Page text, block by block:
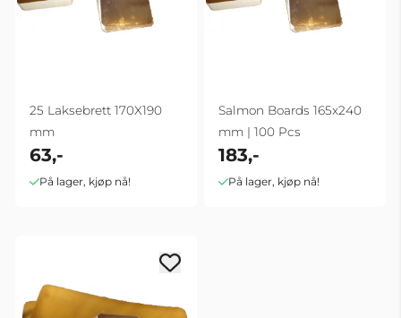
25 Laksebrett 170X190
mm
63,-
På lager, kjøp nå!
Salmon Boards 165x240
mm | 100 Pcs
183,-
På lager, kjøp nå!